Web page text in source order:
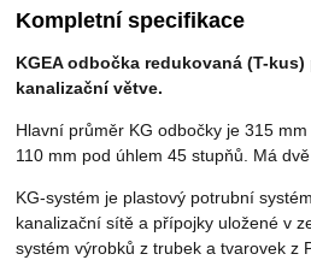
Kompletní specifikace
KGEA odbočka redukovaná (T-
kanalizační větve.
Hlavní průměr KG odbočky je 315
110 mm pod úhlem 45 stupňů. Má
KG-systém je plastový potrubní
kanalizační sítě a přípojky uložené v
systém výrobků z trubek a tvarovek z